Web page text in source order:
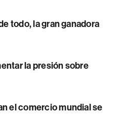
todo, la gran ganadora
la presión sobre
el comercio mundial se